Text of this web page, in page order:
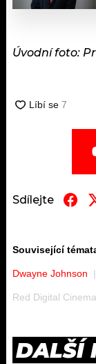
Úvodní foto:
Sdílejte
Související
Dwayne Johnson
Red Digital
DALŠÍ